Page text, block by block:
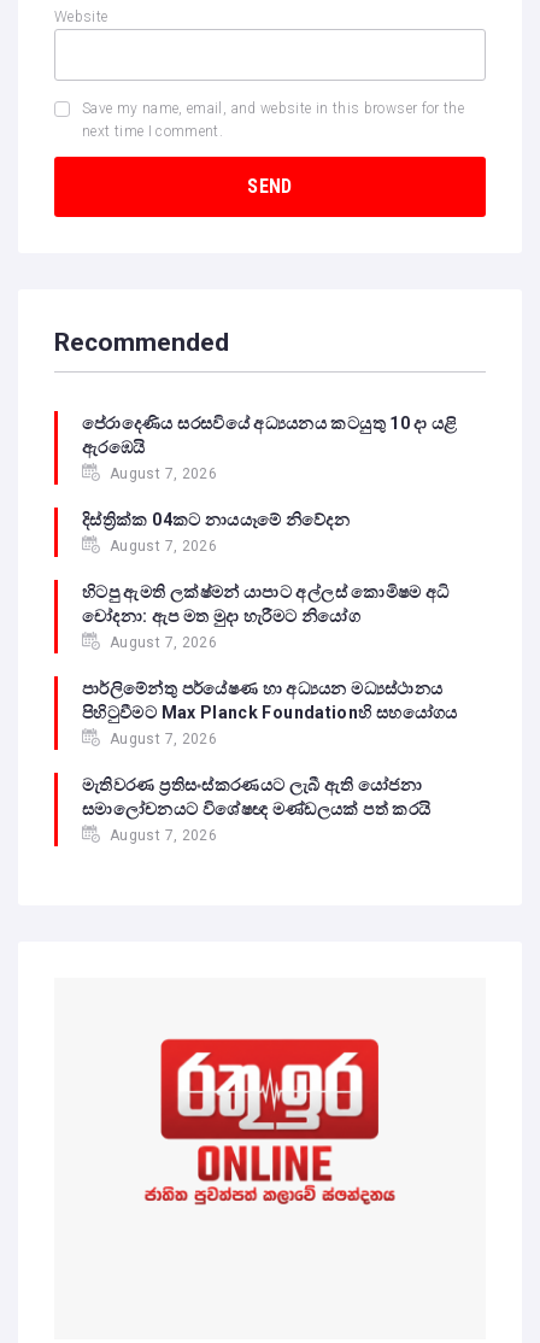
Website
Save my name, email, and website in this browser for the
next time I comment.
Recommended
පේරාදෙණිය සරසවියේ අධ්‍යයනය කටයුතු 10 දා යළි
ඇරඹෙයි
August 7, 2026
දිස්ත්‍රික්ක 04කට නායයෑමේ නිවේදන
August 7, 2026
හිටපු ඇමති ලක්ෂ්මන් යාපාට අල්ලස් කොමිෂම අධි
චෝදනා: ඇප මත මුදා හැරීමට නියෝග
August 7, 2026
පාර්ලිමේන්තු පර්යේෂණ හා අධ්‍යයන මධ්‍යස්ථානය
පිහිටුවීමට Max Planck Foundationහි සහයෝගය
August 7, 2026
මැතිවරණ ප්‍රතිසංස්කරණයට ලැබී ඇති යෝජනා
සමාලෝචනයට විශේෂඥ මණ්ඩලයක් පත් කරයි
August 7, 2026